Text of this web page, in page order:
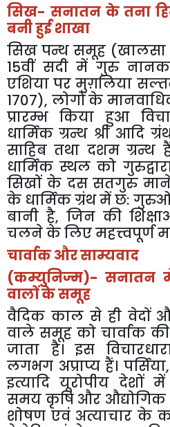
सिख- सनातन के तना
बनी हुई शाखा
सिख पन्थ समूह (खालसा
15वीं सदी में गुरु नानक
एशिया पर मुग़लिया
1707), लोगों के
प्रारम्भ किया हुआ
धार्मिक ग्रन्थ श्री आदि
साहिब तथा दशम
धार्मिक स्थल को
सिखों के दस सतगुरु माने
के धार्मिक ग्रंथ में छ:
बानी है, जिन की
चलने के लिए महत्त्वपूर्ण
चार्वाक और साम्यवाद
(कम्युनिज्म)- सनातन
वालों के समूह
वैदिक काल से ही वेदों
वाले समूह को चार्वाक की
जाता है। इस
लगभग अप्राप्य हैं।
इत्यादि यूरोपीय देशों
समय कृषि और
शोषण एवं अत्याचार के